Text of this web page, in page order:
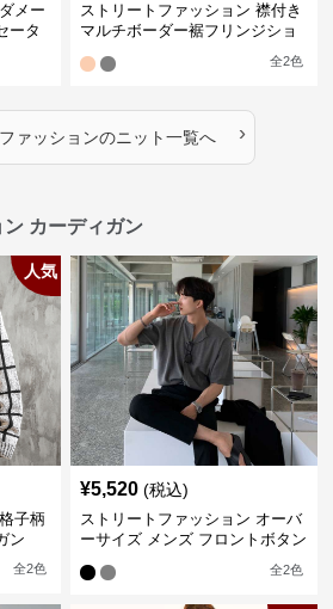
メー
ータ
ストリートファッション 襟付き
マルチボーダー裾フリンジショ
全2色
ァッションのニット一覧へ ›
カーディガン
人気
子柄
ン
全2色
¥5,520 (税込)
ストリートファッション オーバ
ーサイズ メンズ フロントボタン
全2色